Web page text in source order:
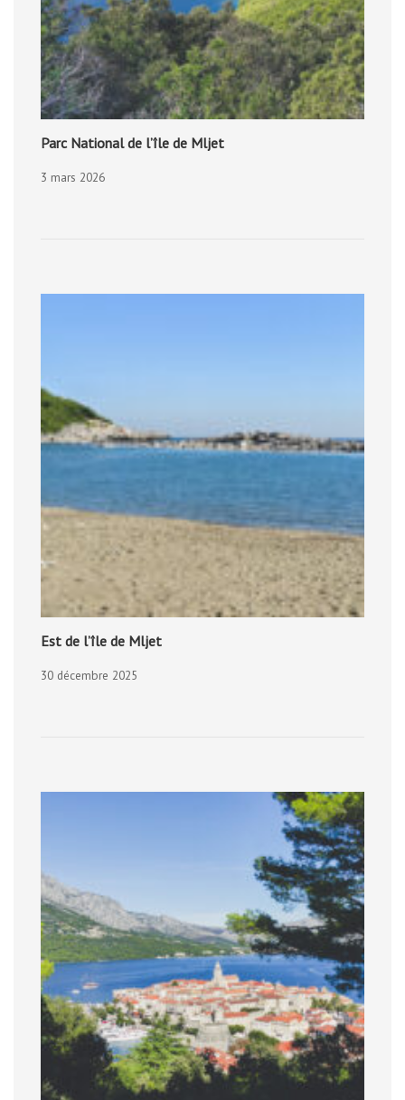
Parc National de l’île de Mljet
3 mars 2026
Est de l’île de Mljet
30 décembre 2025